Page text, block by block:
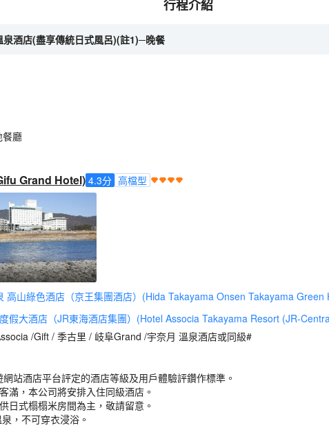
行程介紹
酒店(盡享傳統日式風呂)(註1)─晚餐
餐廳
Grand Hotel) 4.3分 高檔型
高山綠色酒店（京王集團酒店）(Hida Takayama Onsen Takayama Green
假大酒店（JR東海酒店集團）(Hotel Associa Takayama Resort (JR-
/Gift / 季古里 / 岐阜Grand /宇奈月 溫泉酒店或同級#
站酒店平台評定的酒店等級及用戶體驗評鑽作標準。
滿，本公司將安排入住同級酒店。
日式榻榻米房間為主，敬請留意。
，不可穿衣浸浴。